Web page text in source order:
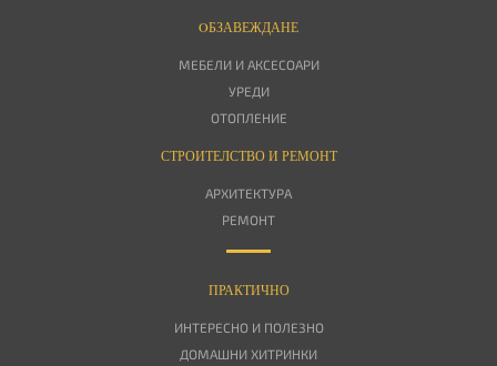
OБЗАВЕЖДАНЕ
МЕБЕЛИ И АКСЕСОАРИ
УРЕДИ
ОТОПЛЕНИЕ
СТРОИТЕЛСТВО И РЕМОНТ
АРХИТЕКТУРА
РЕМОНТ
ПРАКТИЧНО
ИНТЕРЕСНО И ПОЛЕЗНО
ДОМАШНИ ХИТРИНКИ